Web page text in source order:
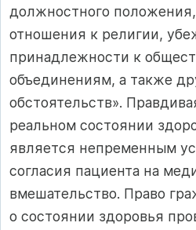
должностного
отношения к религии,
принадлежности к
объединениям, а также
обстоятельств».
реальном состоянии
является непременным
согласия пациента на
вмешательство. Право
о состоянии здоровья